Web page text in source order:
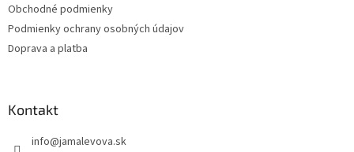
Obchodné podmienky
Podmienky ochrany osobných údajov
Doprava a platba
Kontakt
info@jamalevova.sk